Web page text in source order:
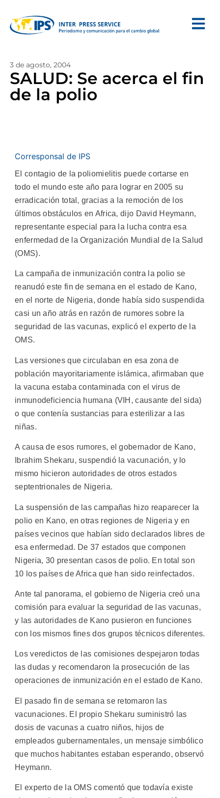
3 de agosto, 2004
SALUD: Se acerca el fin
de la polio
Corresponsal de IPS
El contagio de la poliomielitis puede cortarse en
todo el mundo este año para lograr en 2005 su
erradicación total, gracias a la remoción de los
últimos obstáculos en Africa, dijo David Heymann,
representante especial para la lucha contra esa
enfermedad de la Organización Mundial de la Salud
(OMS).
La campaña de inmunización contra la polio se
reanudó este fin de semana en el estado de Kano,
en el norte de Nigeria, donde había sido suspendida
casi un año atrás en razón de rumores sobre la
seguridad de las vacunas, explicó el experto de la
OMS.
Las versiones que circulaban en esa zona de
población mayoritariamente islámica, afirmaban que
la vacuna estaba contaminada con el virus de
inmunodeficiencia humana (VIH, causante del sida)
o que contenía sustancias para esterilizar a las
niñas.
A causa de esos rumores, el gobernador de Kano,
Ibrahim Shekaru, suspendió la vacunación, y lo
mismo hicieron autoridades de otros estados
septentrionales de Nigeria.
La suspensión de las campañas hizo reaparecer la
polio en Kano, en otras regiones de Nigeria y en
países vecinos que habían sido declarados libres de
esa enfermedad. De 37 estados que componen
Nigeria, 30 presentan casos de polio. En total son
10 los países de Africa que han sido reinfectados.
Ante tal panorama, el gobierno de Nigeria creó una
comisión para evaluar la seguridad de las vacunas,
y las autoridades de Kano pusieron en funciones
con los mismos fines dos grupos técnicos diferentes.
Los veredictos de las comisiones despejaron todas
las dudas y recomendaron la prosecución de las
operaciones de inmunización en el estado de Kano.
El pasado fin de semana se retomaron las
vacunaciones. El propio Shekaru suministró las
dosis de vacunas a cuatro niños, hijos de
empleados gubernamentales, un mensaje simbólico
que muchos habitantes estaban esperando, observó
Heymann.
El experto de la OMS comentó que todavía existe